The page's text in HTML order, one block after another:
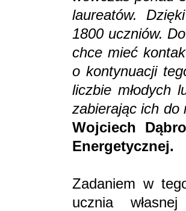
laureatów.
1800 uczniów.
chce mieć
o kontynuacji
liczbie młodych
zabierając ich do
Wojciech
Energetycznej.
Zadaniem w
ucznia